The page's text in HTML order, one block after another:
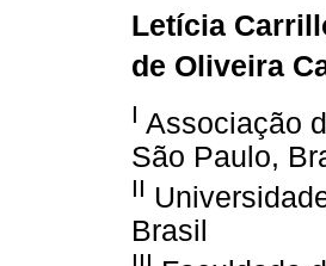
Letícia
de Oliveira
I Associação
São Paulo,
II
Brasil